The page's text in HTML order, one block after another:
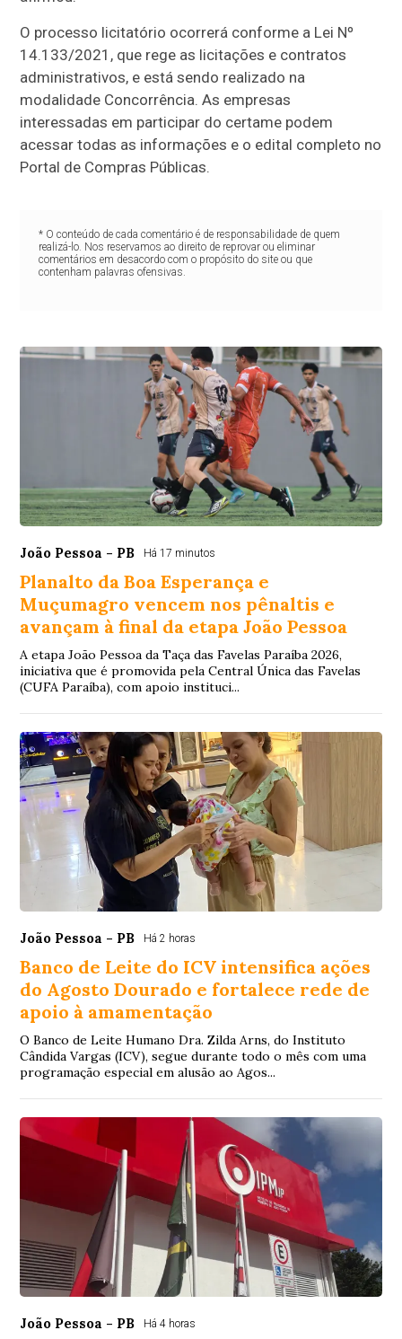
O processo licitatório ocorrerá conforme a Lei Nº
14.133/2021, que rege as licitações e contratos
administrativos, e está sendo realizado na
modalidade Concorrência. As empresas
interessadas em participar do certame podem
acessar todas as informações e o edital completo no
Portal de Compras Públicas.
* O conteúdo de cada comentário é de responsabilidade de quem
realizá-lo. Nos reservamos ao direito de reprovar ou eliminar
comentários em desacordo com o propósito do site ou que
contenham palavras ofensivas.
João Pessoa - PB Há 17 minutos
Planalto da Boa Esperança e
Muçumagro vencem nos pênaltis e
avançam à final da etapa João Pessoa
A etapa João Pessoa da Taça das Favelas Paraíba 2026,
iniciativa que é promovida pela Central Única das Favelas
(CUFA Paraíba), com apoio instituci...
João Pessoa - PB Há 2 horas
Banco de Leite do ICV intensifica ações
do Agosto Dourado e fortalece rede de
apoio à amamentação
O Banco de Leite Humano Dra. Zilda Arns, do Instituto
Cândida Vargas (ICV), segue durante todo o mês com uma
programação especial em alusão ao Agos...
João Pessoa - PB Há 4 horas